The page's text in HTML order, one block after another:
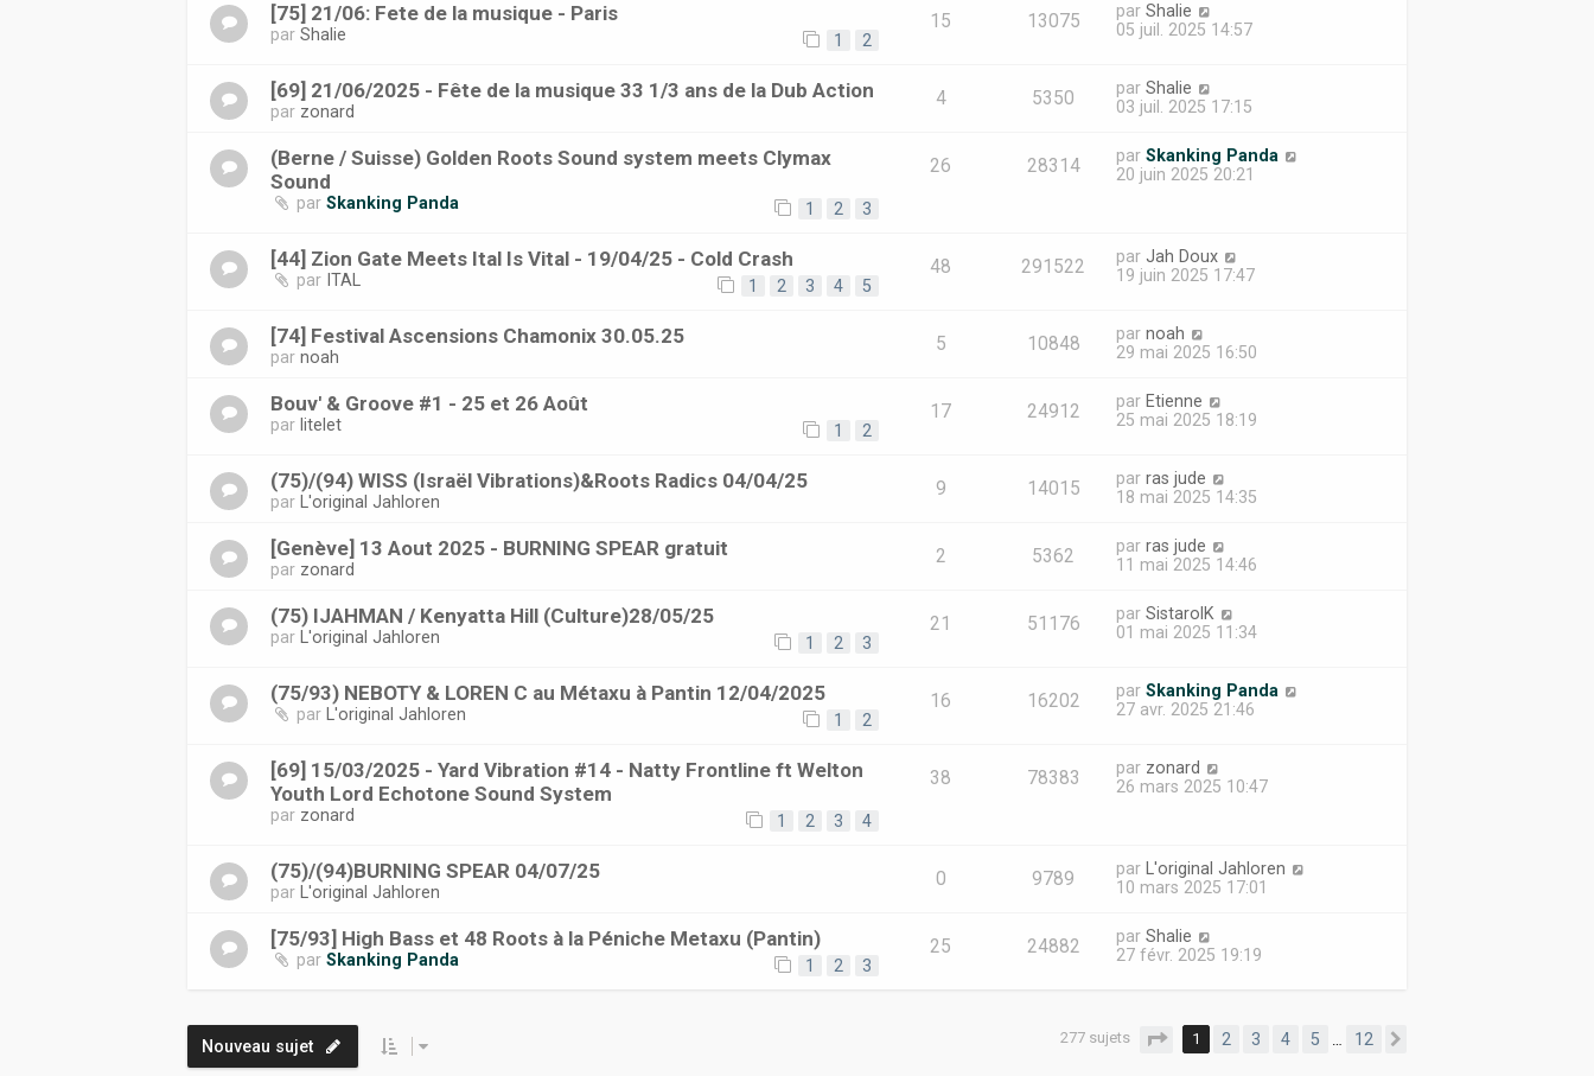
[75] 21/06: Fete de la musique - Paris
parShalie 1 2
15 13075 par Shalie
05 juil. 2025 14:57
[69] 21/06/2025 - Fête de la musique 33 1/3 ans de la Dub Action
par zonard
4 5350 par Shalie
03 juil. 2025 17:15
(Berne / Suisse) Golden Roots Sound system meets Clymax
Sound
parSkanking Panda 1 2 3
26 28314 par Skanking Panda
20 juin 2025 20:21
[44] Zion Gate Meets Ital Is Vital - 19/04/25 - Cold Crash
par ITAL 1 2 3 4 5
48 291522 par Jah Doux
19 juin 2025 17:47
[74] Festival Ascensions Chamonix 30.05.25
parnoah
5 10848 par noah
29 mai 2025 16:50
Bouv' & Groove #1 - 25 et 26 Août
par litelet 1 2
17 24912 par Etienne
25 mai 2025 18:19
(75)/(94) WISS (Israël Vibrations)&Roots Radics 04/04/25
par L'original Jahloren
9 14015 par ras jude
18 mai 2025 14:35
[Genève] 13 Aout 2025 - BURNING SPEAR gratuit
par zonard
2 5362 par ras jude
11 mai 2025 14:46
(75) IJAHMAN / Kenyatta Hill (Culture)28/05/25
par L'original Jahloren 1 2 3
21 51176 par SistarolK
01 mai 2025 11:34
(75/93) NEBOTY & LOREN C au Métaxu à Pantin 12/04/2025
par L'original Jahloren 1 2
16 16202 par Skanking Panda
27 avr. 2025 21:46
[69] 15/03/2025 - Yard Vibration #14 - Natty Frontline ft Welton
Youth Lord Echotone Sound System
par zonard 1 2 3 4
38 78383 par zonard
26 mars 2025 10:47
(75)/(94)BURNING SPEAR 04/07/25
par L'original Jahloren
0 9789 par
L'original Jahloren
10 mars 2025 17:01
[75/93] High Bass et 48 Roots à la Péniche Metaxu (Pantin)
parSkanking Panda 1 2 3
25 24882 par Shalie
27 févr. 2025 19:19
Nouveau sujet 277 sujets Page 1sur12
1 2 3 4 5 12